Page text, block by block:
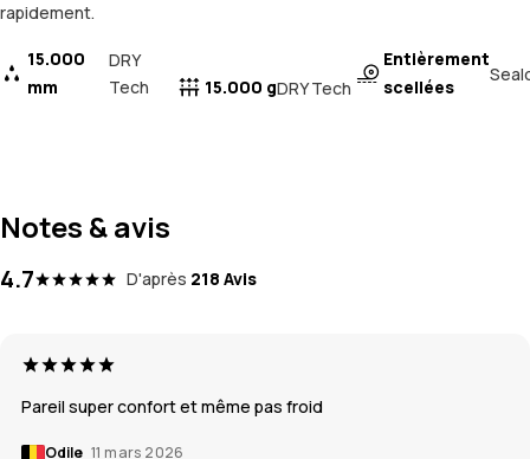
rapidement.
15.000
mm
DRY
Tech
15.000 gDRY Tech
Entièrement
scellées
Notes & avis
4.7 D'après 218 Avis
Pareil super confort et même pas froid
Odile 11 mars 2026